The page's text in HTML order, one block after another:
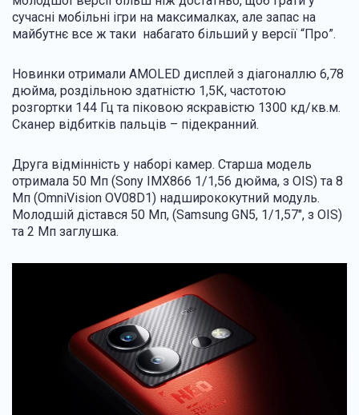
сучасні мобільні ігри на максималках, але запас на
майбутнє все ж таки набагато більший у версії “Про”.
Новинки отримали AMOLED дисплей з діагоналлю 6,78
дюйма, роздільною здатністю 1,5К, частотою
розгортки 144 Гц та піковою яскравістю 1300 кд/кв.м.
Сканер відбитків пальців – підекранний.
Друга відмінність у наборі камер. Старша модель
отримала 50 Мп (Sony IMX866 1/1,56 дюйма, з OIS) та 8
Мп (OmniVision OV08D1) надширококутний модуль.
Молодшій дістався 50 Мп, (Samsung GN5, 1/1,57", з OIS)
та 2 Мп заглушка.